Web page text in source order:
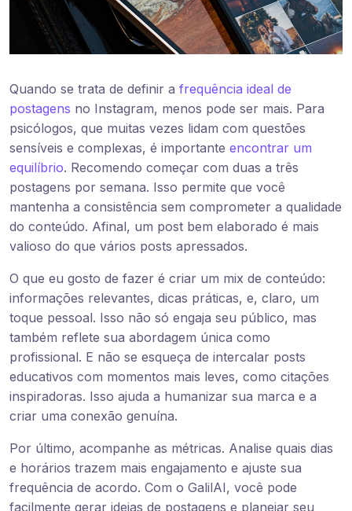
Quando se trata de definir a frequência ideal de
postagens no Instagram, menos pode ser mais. Para
psicólogos, que muitas vezes lidam com questões
sensíveis e complexas, é importante encontrar um
equilíbrio. Recomendo começar com duas a três
postagens por semana. Isso permite que você
mantenha a consistência sem comprometer a qualidade
do conteúdo. Afinal, um post bem elaborado é mais
valioso do que vários posts apressados.
O que eu gosto de fazer é criar um mix de conteúdo:
informações relevantes, dicas práticas, e, claro, um
toque pessoal. Isso não só engaja seu público, mas
também reflete sua abordagem única como
profissional. E não se esqueça de intercalar posts
educativos com momentos mais leves, como citações
inspiradoras. Isso ajuda a humanizar sua marca e a
criar uma conexão genuína.
Por último, acompanhe as métricas. Analise quais dias
e horários trazem mais engajamento e ajuste sua
frequência de acordo. Com o GalilAI, você pode
facilmente gerar ideias de postagens e planejar seu